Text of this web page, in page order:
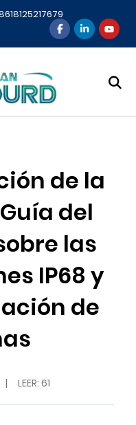
de la
del
las
IP68 y
de
| LEER: 61